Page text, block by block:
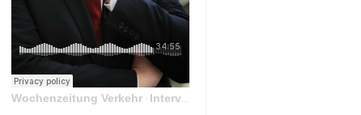
Wochenzeitung Verkehr· Interview Mit Andreas Matthä, CEO der ÖBB Holding